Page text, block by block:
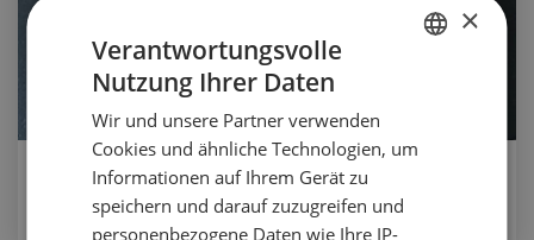
Überraschungs-Brötchen
ZUM REZEPT
×
Verantwortungsvolle
Nutzung Ihrer Daten
Wir und unsere Partner verwenden
Cookies und ähnliche Technologien, um
Informationen auf Ihrem Gerät zu
speichern und darauf zuzugreifen und
personenbezogene Daten wie Ihre IP-